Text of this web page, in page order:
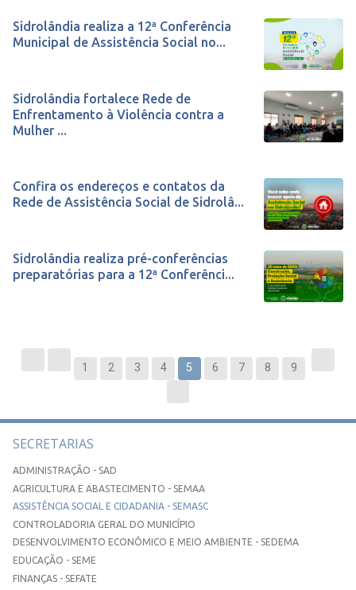
Sidrolândia realiza a 12ª Conferência
Municipal de Assistência Social no...
Sidrolândia fortalece Rede de
Enfrentamento à Violência contra a
Mulher ...
Confira os endereços e contatos da
Rede de Assistência Social de Sidrolâ...
Sidrolândia realiza pré-conferências
preparatórias para a 12ª Conferênci...
1 2 3 4 5 6 7 8 9
SECRETARIAS
ADMINISTRAÇÃO - SAD
AGRICULTURA E ABASTECIMENTO - SEMAA
ASSISTÊNCIA SOCIAL E CIDADANIA - SEMASC
CONTROLADORIA GERAL DO MUNICÍPIO
DESENVOLVIMENTO ECONÔMICO E MEIO AMBIENTE - SEDEMA
EDUCAÇÃO - SEME
FINANÇAS - SEFATE